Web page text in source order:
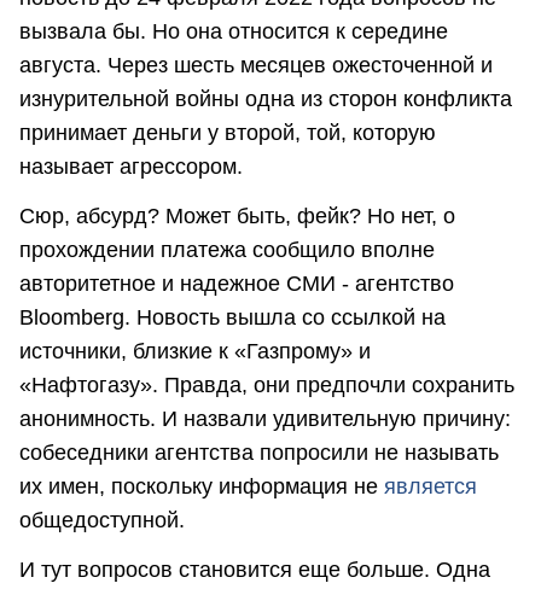
вызвала бы. Но она относится к середине
августа. Через шесть месяцев ожесточенной и
изнурительной войны одна из сторон конфликта
принимает деньги у второй, той, которую
называет агрессором.
Сюр, абсурд? Может быть, фейк? Но нет, о
прохождении платежа сообщило вполне
авторитетное и надежное СМИ - агентство
Bloomberg. Новость вышла со ссылкой на
источники, близкие к «Газпрому» и
«Нафтогазу». Правда, они предпочли сохранить
анонимность. И назвали удивительную причину:
собеседники агентства попросили не называть
их имен, поскольку информация не является
общедоступной.
И тут вопросов становится еще больше. Одна